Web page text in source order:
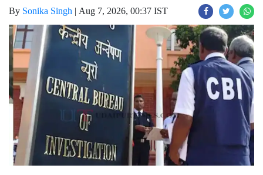
Join for live updates onWhatsApp